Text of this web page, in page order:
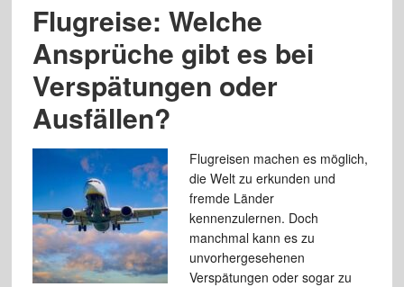
Flugreise: Welche
Ansprüche gibt es bei
Verspätungen oder
Ausfällen?
Flugreisen machen es möglich,
die Welt zu erkunden und
fremde Länder
kennenzulernen. Doch
manchmal kann es zu
unvorhergesehenen
Verspätungen oder sogar zu